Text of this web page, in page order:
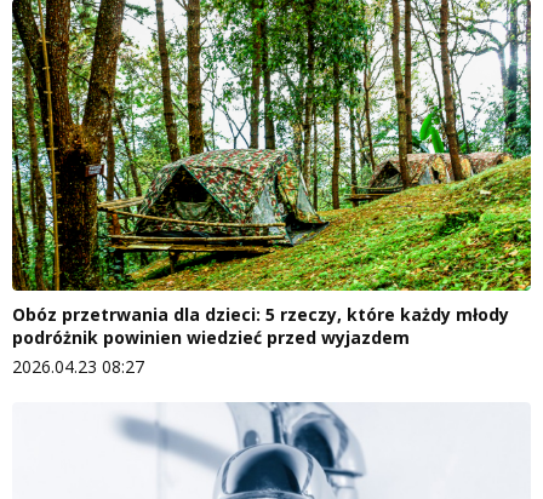
Obóz przetrwania dla dzieci: 5 rzeczy, które każdy młody
podróżnik powinien wiedzieć przed wyjazdem
2026.04.23 08:27